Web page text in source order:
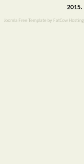
Joomla Free Template by FatCow Hosting
2015.